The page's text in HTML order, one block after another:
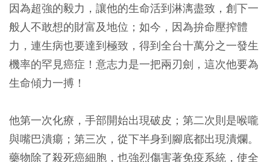
因為超強的毅力，讓他的生命活到淋漓盡致，創下一
般人不敢想的財富及地位；如今，因為拚命壓搾體
力，連生病也要達到極致，得到全台十萬分之一發生
機率的罕見癌症！意志力是一把兩刃劍，這次他要為
生命傾力一搏！
他第一次化療，手部開始出現破皮；第二次則是喉嚨
與嘴巴潰瘍；第三次，從下半身到腳底都出現潰爛。
藥物除了殺死癌細胞，也強烈傷害著免疫系統，使全